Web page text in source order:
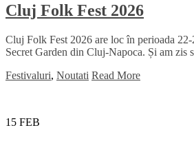
Cluj Folk Fest 2026
Cluj Folk Fest 2026 are loc în perioada
Secret Garden din Cluj-Napoca. Și am zis
Festivaluri, Noutati Read More
15 FEB